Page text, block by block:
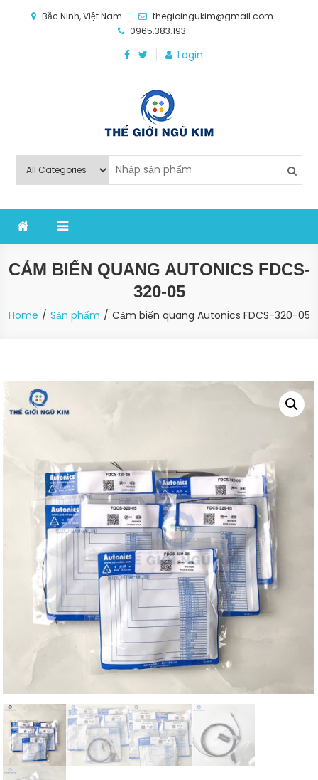
Bắc Ninh, Việt Nam
thegioingukim@gmail.com
0965.383.193
Login
Thế Giới Ngũ Kim
nghiệp sản xuất
CẢM BIẾN QUANG AUTONICS FDCS-
320-05
Home Sản phẩm Cảm biến quang Autonics FDCS-320-05